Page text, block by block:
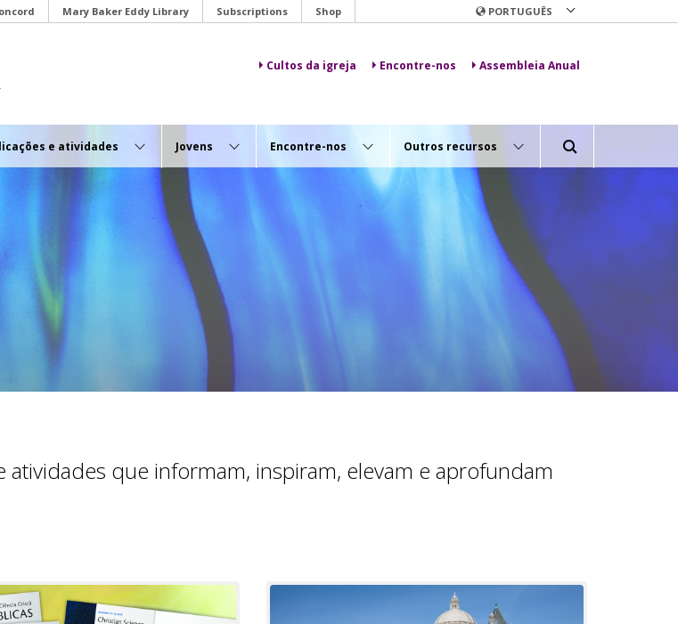
Mary Baker Eddy Library Subscriptions Shop PORTUGUÊS
Cultos da igreja Encontre-nos Assembleia Anual
e atividades Jovens Encontre-nos Outros recursos
que informam, inspiram, elevam e aprofundam